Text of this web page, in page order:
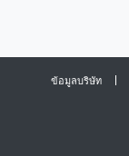
ข้อมูลบริษัท